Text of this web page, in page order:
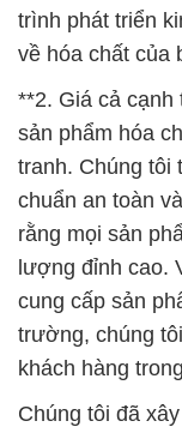
trình phát triển
về hóa chất của
**2. Giá cả cạnh
sản phẩm hóa
tranh. Chúng tôi
chuẩn an toàn
rằng mọi sản
lượng đỉnh cao.
cung cấp sản
trường, chúng
khách hàng
Chúng tôi đã